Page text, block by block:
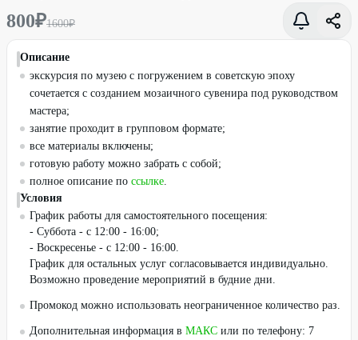
800₽1600₽
Описание
экскурсия по музею с погружением в советскую эпоху
сочетается с созданием мозаичного сувенира под руководством
мастера;
занятие проходит в групповом формате;
все материалы включены;
готовую работу можно забрать с собой;
полное описание по ссылке.
Условия
График работы для самостоятельного посещения:
- Суббота - с 12:00 - 16:00;
- Воскресенье - с 12:00 - 16:00.
График для остальных услуг согласовывается индивидуально.
Возможно проведение мероприятий в будние дни.
Промокод можно использовать неограниченное количество раз.
Дополнительная информация в МАКС или по телефону: 7